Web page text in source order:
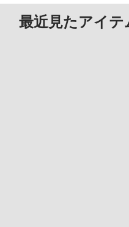
最近見たアイテ